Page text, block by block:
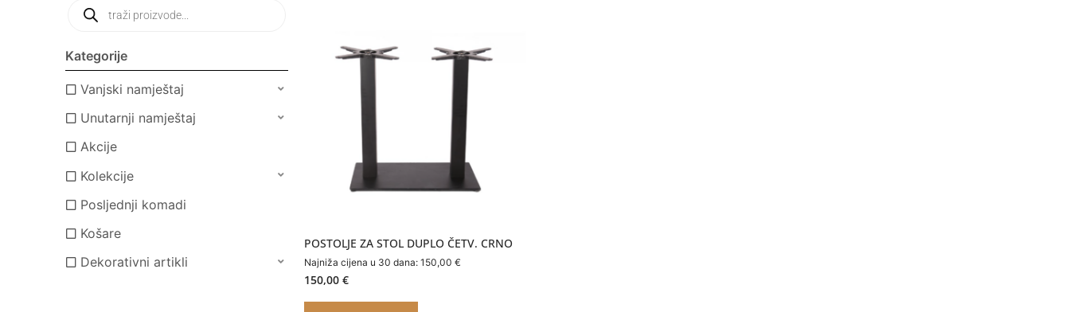
Kategorije
Vanjski namještaj
Unutarnji namještaj
Akcije
Kolekcije
Posljednji komadi
Košare
Dekorativni artikli
POSTOLJE ZA STOL DUPLO ČETV. CRNO
Najniža cijena u 30 dana: 150,00 €
150,00 €